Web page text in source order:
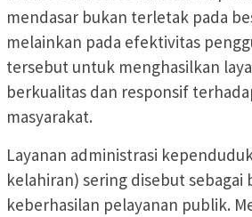
mendasar bukan terletak pada
melainkan pada efektivitas
tersebut untuk menghasilkan
berkualitas dan responsif
masyarakat.
Layanan administrasi
kelahiran) sering disebut sebagai
keberhasilan pelayanan publik.